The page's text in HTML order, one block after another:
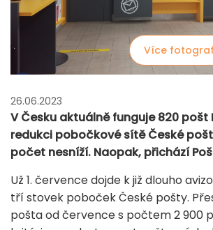
Více
26.06.2023
V Česku aktuálně funguje 820 pošt
redukci pobočkové sítě České
počet nesníží. Naopak, přichází
Už 1. července dojde k již dlouho
tří stovek poboček České pošty.
pošta od července s počtem 2 900